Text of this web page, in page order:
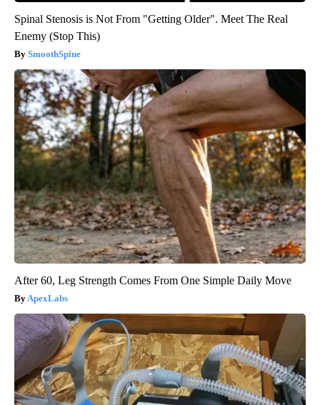
Spinal Stenosis is Not From "Getting Older". Meet The Real
Enemy (Stop This)
SmoothSpine
After 60, Leg Strength Comes From One Simple Daily Move
ApexLabs